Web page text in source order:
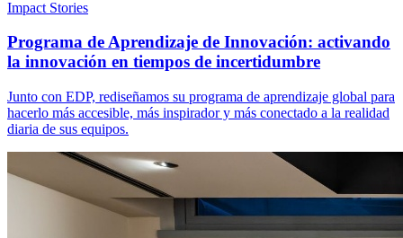
Impact Stories
Programa de Aprendizaje de Innovación: activando
la innovación en tiempos de incertidumbre
Junto con EDP, rediseñamos su programa de aprendizaje global para
hacerlo más accesible, más inspirador y más conectado a la realidad
diaria de sus equipos.